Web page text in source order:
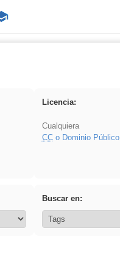
Licencia:
Cualquiera
CCo Dominio Público
Buscar en: